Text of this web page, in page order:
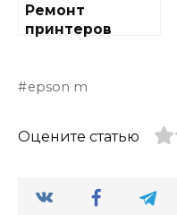
Ремонт
принтеров
epson m
Оцените статью